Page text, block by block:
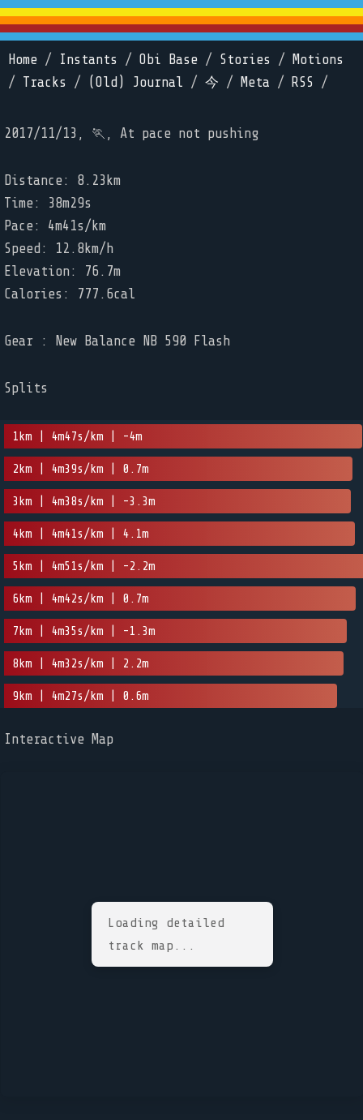
Home / Instants / Obi Base / Stories /
Motions
/ Tracks / (Old) Journal / 今 / Meta / RSS /
2017/11/13, 🏃, At pace not pushing
Distance: 8.23km
Time: 38m29s
Pace: 4m41s/km
Speed: 12.8km/h
Elevation: 76.7m
Calories: 777.6cal
Gear : New Balance NB 590 Flash
Splits
1km | 4m47s/km | -4m
2km | 4m39s/km | 0.7m
3km | 4m38s/km | -3.3m
4km | 4m41s/km | 4.1m
5km | 4m51s/km | -2.2m
6km | 4m42s/km | 0.7m
7km | 4m35s/km | -1.3m
8km | 4m32s/km | 2.2m
9km | 4m27s/km | 0.6m
Interactive Map
Loading detailed
track map...